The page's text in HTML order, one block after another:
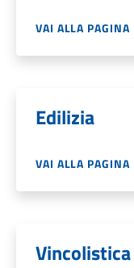
VAI ALLA PAGINA
Edilizia
VAI ALLA PAGINA
Vincolistica